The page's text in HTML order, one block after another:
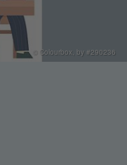
© Colourbox, by #290236